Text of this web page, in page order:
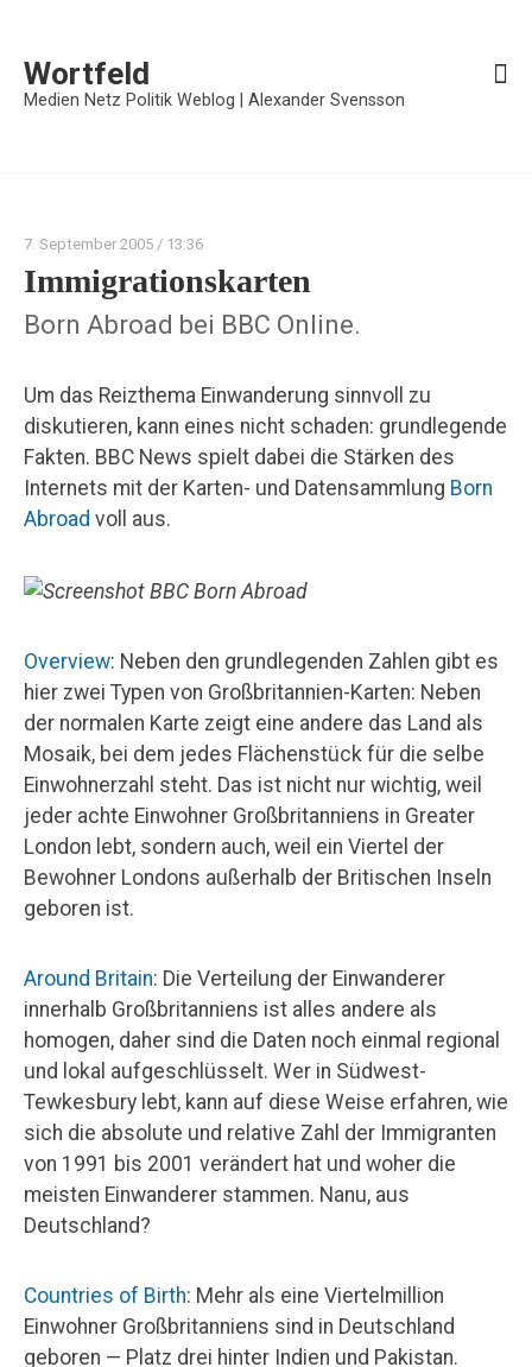
Wortfeld
Medien Netz Politik Weblog | Alexander Svensson
7. September 2005 / 13:36
Immigrationskarten
Born Abroad bei BBC Online.
Um das Reizthema Einwanderung sinnvoll zu
diskutieren, kann eines nicht schaden: grundlegende
Fakten. BBC News spielt dabei die Stärken des
Internets mit der Karten- und Datensammlung Born
Abroad voll aus.
Overview: Neben den grundlegenden Zahlen gibt es
hier zwei Typen von Großbritannien-Karten: Neben
der normalen Karte zeigt eine andere das Land als
Mosaik, bei dem jedes Flächenstück für die selbe
Einwohnerzahl steht. Das ist nicht nur wichtig, weil
jeder achte Einwohner Großbritanniens in Greater
London lebt, sondern auch, weil ein Viertel der
Bewohner Londons außerhalb der Britischen Inseln
geboren ist.
Around Britain: Die Verteilung der Einwanderer
innerhalb Großbritanniens ist alles andere als
homogen, daher sind die Daten noch einmal regional
und lokal aufgeschlüsselt. Wer in Südwest-
Tewkesbury lebt, kann auf diese Weise erfahren, wie
sich die absolute und relative Zahl der Immigranten
von 1991 bis 2001 verändert hat und woher die
meisten Einwanderer stammen. Nanu, aus
Deutschland?
Countries of Birth: Mehr als eine Viertelmillion
Einwohner Großbritanniens sind in Deutschland
geboren — Platz drei hinter Indien und Pakistan.